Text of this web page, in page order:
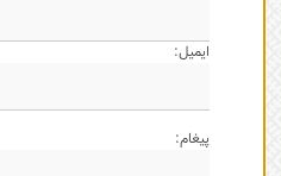
ایمیل:
پیغام: